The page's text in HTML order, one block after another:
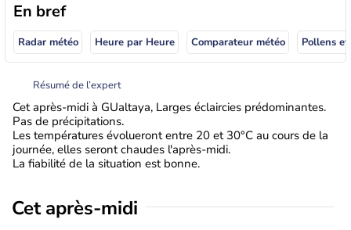
En bref
Radar météo Heure par Heure Comparateur météo Pollens
Résumé de l’expert
Cet après-midi à GUaltaya, Larges éclaircies prédominantes.
Pas de précipitations.
Les températures évolueront entre 20 et 30°C au cours de la
journée, elles seront chaudes l'après-midi.
La fiabilité de la situation est bonne.
Cet après-midi